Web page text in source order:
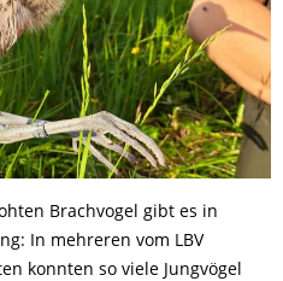
Brachvogel gibt es in
In mehreren vom LBV
konnten so viele Jungvögel